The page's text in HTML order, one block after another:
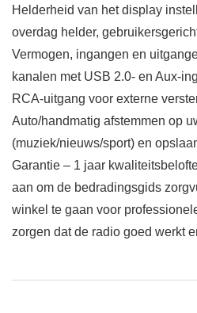
Helderheid van het display
overdag helder,
Vermogen, ingangen en
kanalen met USB 2.0- en Aux-
RCA-uitgang voor externe
Auto/handmatig afstemmen op
(muziek/nieuws/sport) en
Garantie – 1 jaar
aan om de bedradingsgids
winkel te gaan voor
zorgen dat de radio goed werkt